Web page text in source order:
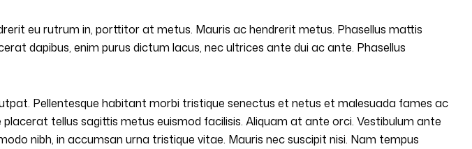
eu rutrum in, porttitor at metus. Mauris ac hendrerit metus. Phasellus mattis
dapibus, enim purus dictum lacus, nec ultrices ante dui ac ante. Phasellus
Pellentesque habitant morbi tristique senectus et netus et malesuada fames ac
tellus sagittis metus euismod facilisis. Aliquam at ante orci. Vestibulum ante
nibh, in accumsan urna tristique vitae. Mauris nec suscipit nisi. Nam tempus